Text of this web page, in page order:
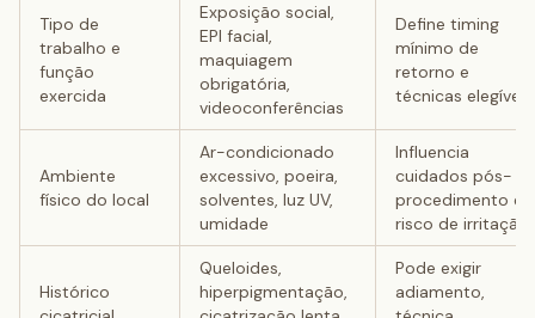
Tipo de
trabalho e
função
exercida
Exposição social,
EPI facial,
maquiagem
obrigatória,
videoconferências
Define timing
mínimo de
retorno e
técnicas elegíveis
Ambiente
físico do local
Ar-condicionado
excessivo, poeira,
solventes, luz UV,
umidade
Influencia
cuidados pós-
procedimento e
risco de irritação
Histórico
Queloides,
hiperpigmentação,
Pode exigir
adiamento,